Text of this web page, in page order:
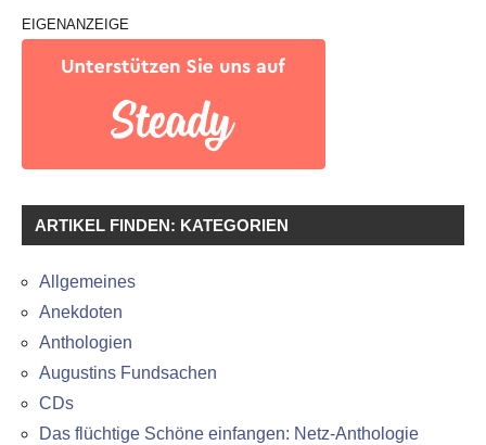
EIGENANZEIGE
ARTIKEL FINDEN: KATEGORIEN
Allgemeines
Anekdoten
Anthologien
Augustins Fundsachen
CDs
Das flüchtige Schöne einfangen: Netz-Anthologie